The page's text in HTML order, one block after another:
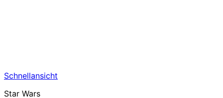
Schnellansicht
Star Wars